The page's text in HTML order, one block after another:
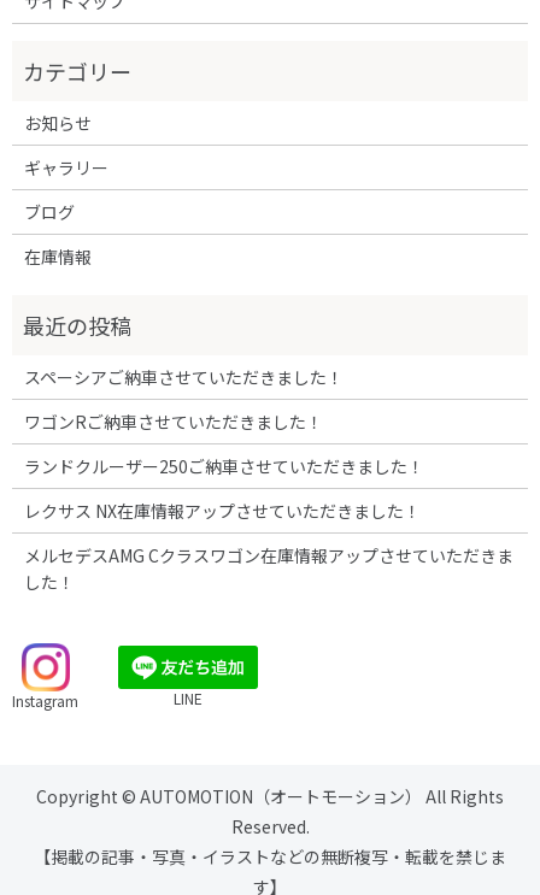
お知らせ
ギャラリー
ブログ
在庫情報
スペーシアご納車させていただきました！
ワゴンRご納車させていただきました！
ランドクルーザー250ご納車させていただきました！
レクサス NX在庫情報アップさせていただきました！
メルセデスAMG Cクラスワゴン在庫情報アップさせていただきま
した！
Instagram LINE
Copyright © AUTOMOTION（オートモーション） All Rights
Reserved.
【掲載の記事・写真・イラストなどの無断複写・転載を禁じま
す】